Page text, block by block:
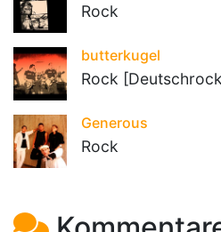
Rock
butterkugel
Rock
Generous
Rock